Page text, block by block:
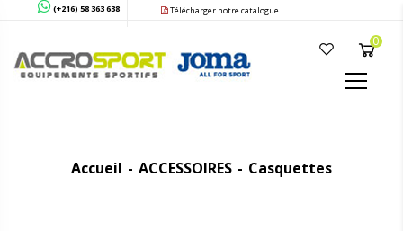
(+216) 58 363 638 Télécharger notre catalogue
0
Accueil ACCESSOIRES Casquettes